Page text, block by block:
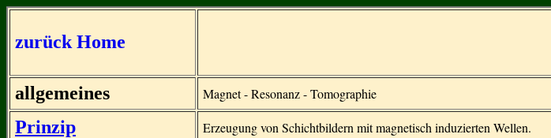
zurück Home
allgemeines Magnet - Resonanz - Tomographie
Prinzip Erzeugung von Schichtbildern mit magnetisch induzierten Wellen.